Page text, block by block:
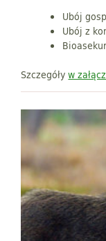
Ubój
Ubój z
Szczegóływ